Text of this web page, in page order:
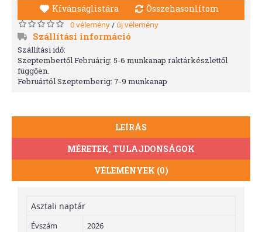
Kívánságlistára Összehasonlítom
0 vélemény/ új vélemény
Szállítási információ
Szállítási idő:
Szeptembertől Februárig: 5-6 munkanap raktárkészlettől
függően.
Februártól Szeptemberig: 7-9 munkanap
LEÍRÁS
MÉRETEK, TULAJDONSÁGOK
VÉLEMÉNYEK (0)
Asztali naptár
Évszám
2026